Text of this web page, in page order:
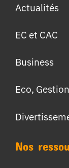
Actualités
EC et CAC
Business
Eco,
Nos